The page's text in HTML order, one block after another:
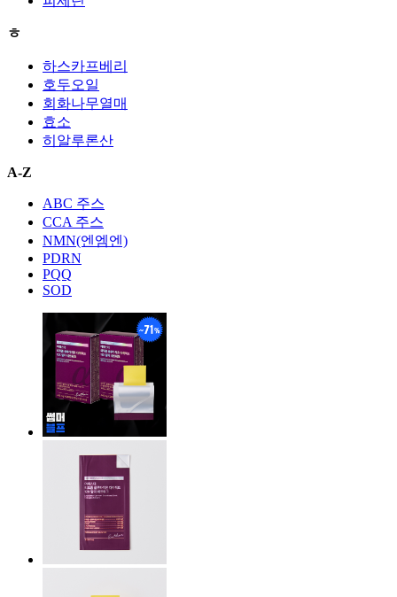
ㅎ
하스카프베리
호두오일
회화나무열매
효소
히알루론산
A-Z
ABC 주스
CCA 주스
NMN(엔엠엔)
PDRN
PQQ
SOD